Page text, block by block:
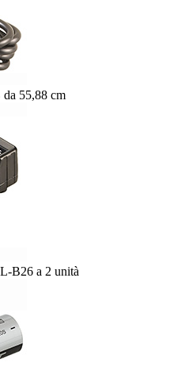
55,88 cm
B26 a 2 unità